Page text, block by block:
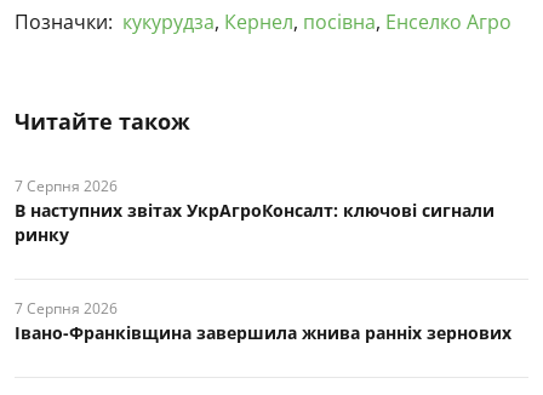
Позначки: кукурудза, Кернел, посівна, Енселко Агро
Читайте також
7 Серпня 2026
В наступних звітах УкрАгроКонсалт: ключові cигнали
ринку
7 Серпня 2026
Івано-Франківщина завершила жнива ранніх зернових